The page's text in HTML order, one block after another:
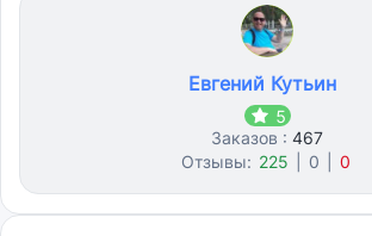
Евгений Кутьин
5
Заказов : 467
Отзывы: 225 0 0